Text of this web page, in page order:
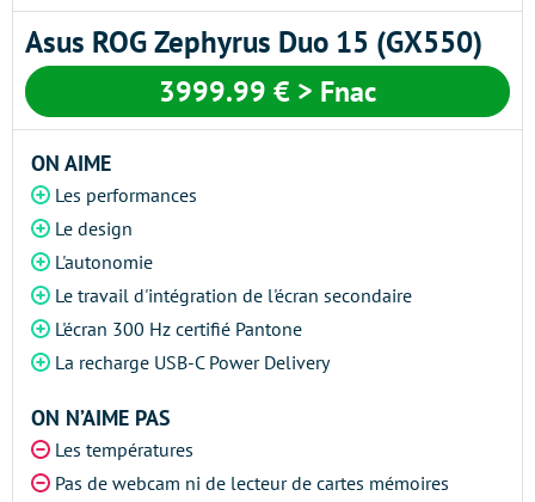
Asus ROG Zephyrus Duo 15 (GX550)
3999.99 € > Fnac
ON AIME
Les performances
Le design
L'autonomie
Le travail d'intégration de l'écran secondaire
L'écran 300 Hz certifié Pantone
La recharge USB-C Power Delivery
ON N’AIME PAS
Les températures
Pas de webcam ni de lecteur de cartes mémoires